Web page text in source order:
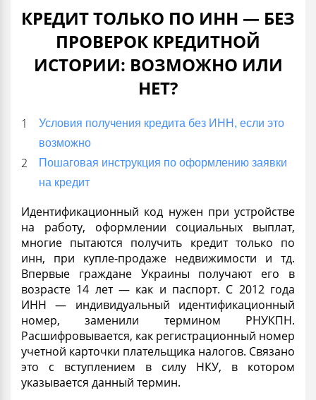
КРЕДИТ ТОЛЬКО ПО ИНН — БЕЗ
ПРОВЕРОК КРЕДИТНОЙ
ИСТОРИИ: ВОЗМОЖНО ИЛИ
НЕТ?
Условия получения кредита без ИНН, если это
возможно
Пошаговая инструкция по оформлению заявки
на кредит
Идентификационный код нужен при устройстве
на работу, оформлении социальных выплат,
многие пытаются получить кредит только по
инн, при купле-продаже недвижимости и тд.
Впервые граждане Украины получают его в
возрасте 14 лет — как и паспорт. С 2012 года
ИНН — индивидуальный идентификационный
номер, заменили термином РНУКПН.
Расшифровывается, как регистрационный номер
учетной карточки плательщика налогов. Связано
это с вступлением в силу НКУ, в котором
указывается данный термин.